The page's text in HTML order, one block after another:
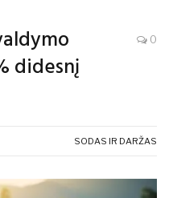
didesnį
0
SODAS IR DARŽAS